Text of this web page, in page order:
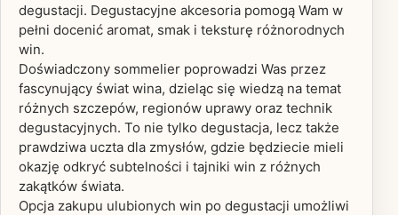
degustacji. Degustacyjne akcesoria pomogą Wam w
pełni docenić aromat, smak i teksturę różnorodnych
win.
Doświadczony sommelier poprowadzi Was przez
fascynujący świat wina, dzieląc się wiedzą na temat
różnych szczepów, regionów uprawy oraz technik
degustacyjnych. To nie tylko degustacja, lecz także
prawdziwa uczta dla zmysłów, gdzie będziecie mieli
okazję odkryć subtelności i tajniki win z różnych
zakątków świata.
Opcja zakupu ulubionych win po degustacji umożliwi